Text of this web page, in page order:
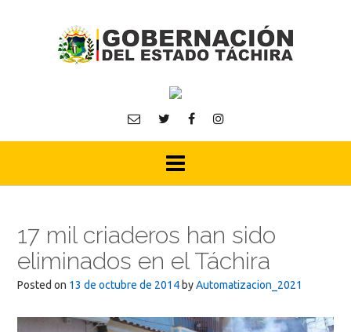
17 mil criaderos han sido
eliminados en el Táchira
Posted on 13 de octubre de 2014 byAutomatizacion_2021